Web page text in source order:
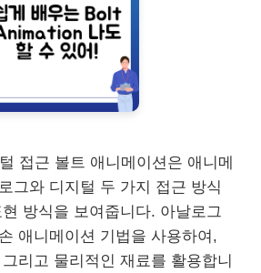
접근 볼트 애니메이션은 애니메
그와 디지털 두 가지 접근 방식
방식을 보여줍니다. 아날로그
애니메이션 기법을 사용하여,
리고 물리적인 재료를 활용합니